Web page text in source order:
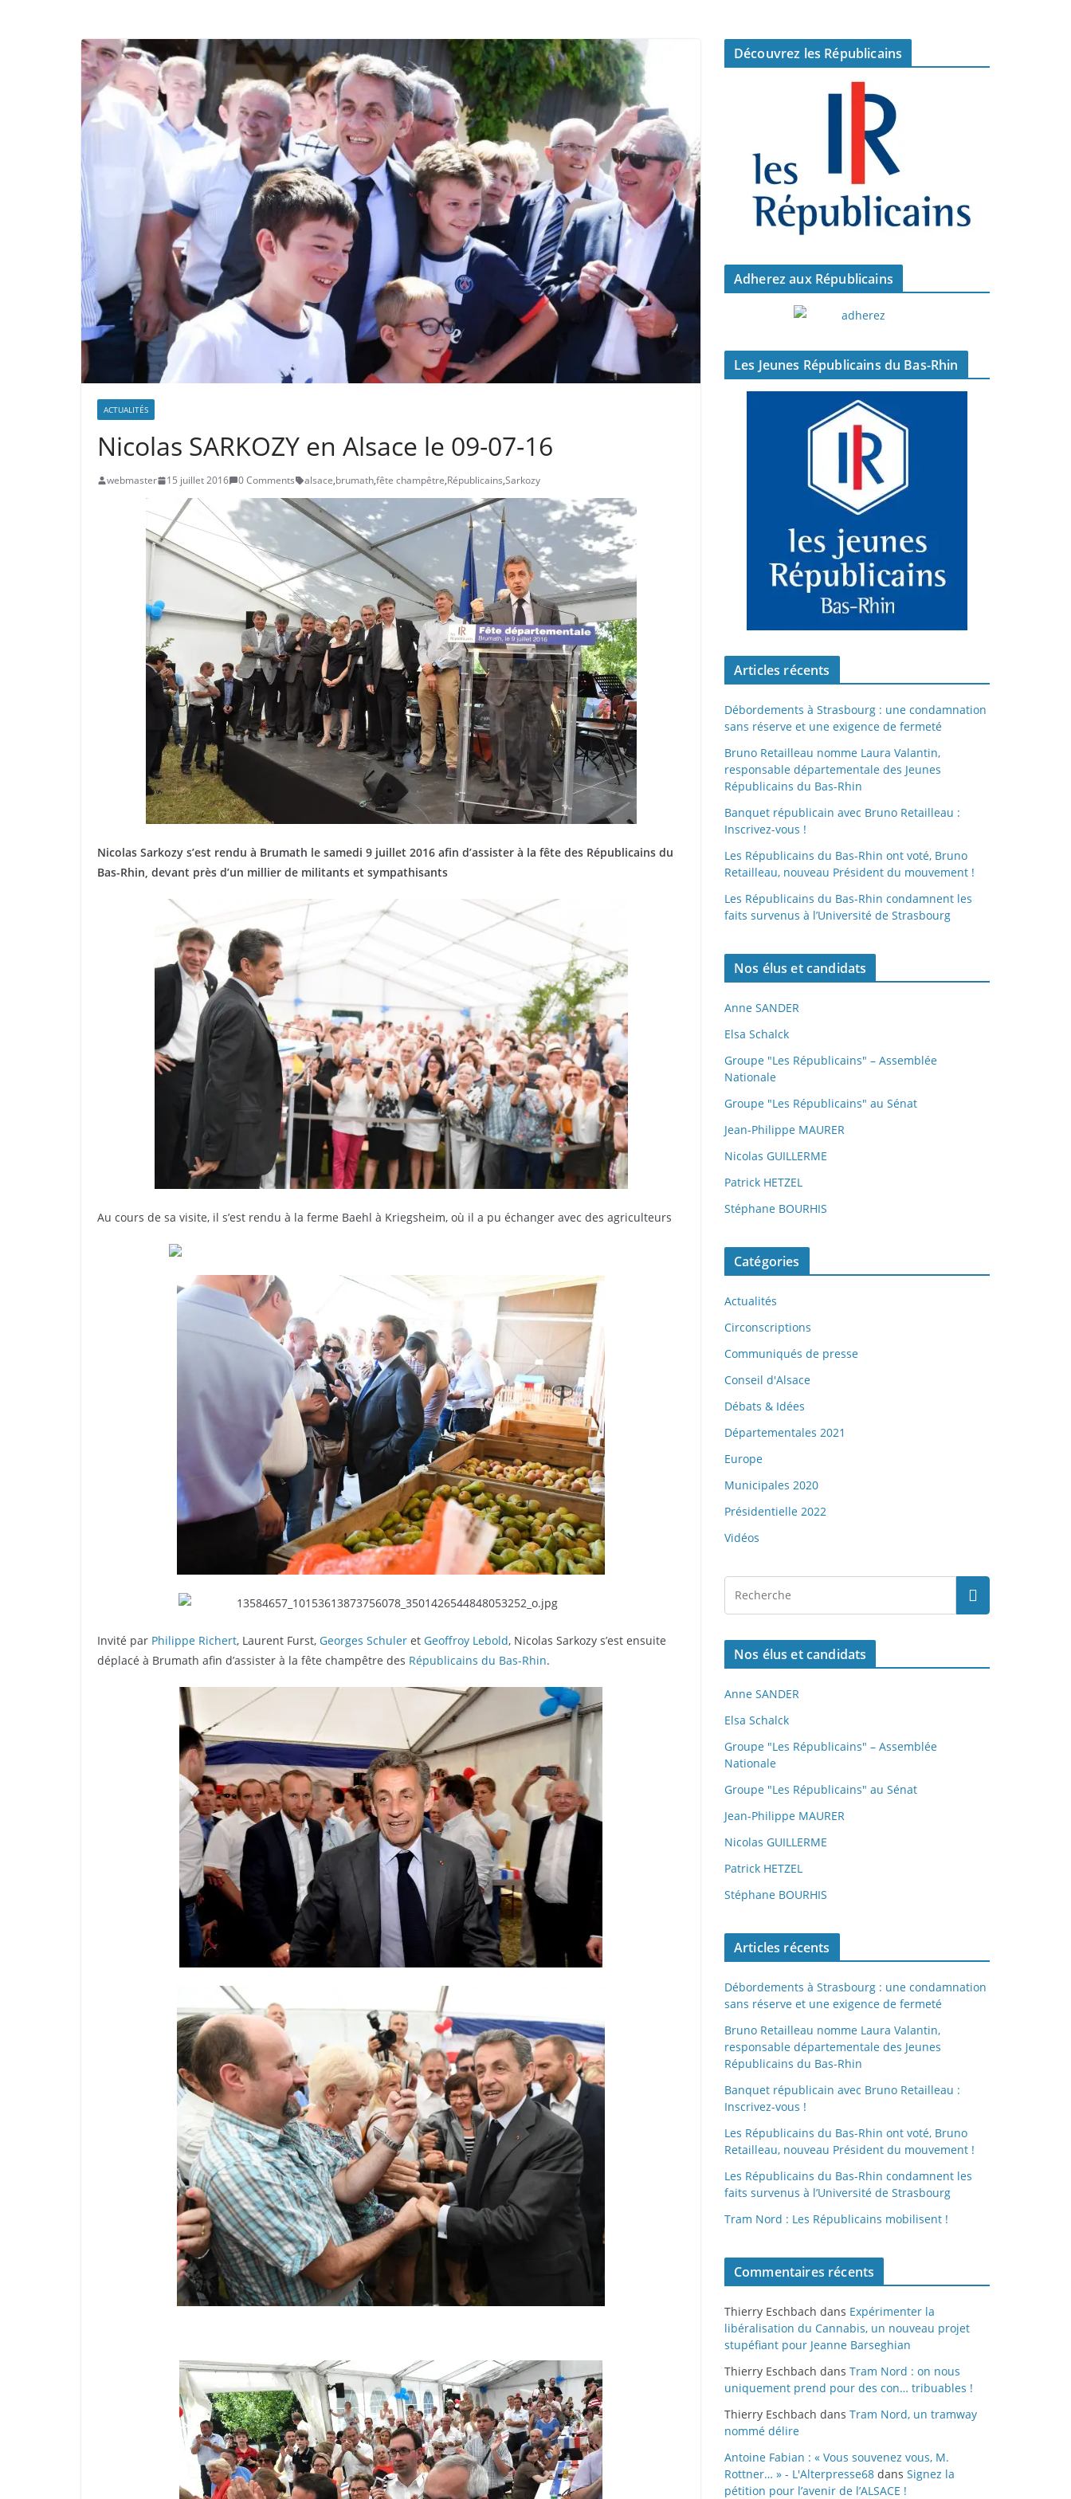
ACTUALITÉS
Nicolas SARKOZY en Alsace le 09-07-16
webmaster 15 juillet 2016 0 Comments alsace,brumath,fête champêtre,Républicains,Sarkozy
Nicolas Sarkozy s’est rendu à Brumath le samedi 9 juillet 2016 afin d’assister à la fête des Républicains du
Bas-Rhin, devant près d’un millier de militants et sympathisants
Au cours de sa visite, il s’est rendu à la ferme Baehl à Kriegsheim, où il a pu échanger avec des agriculteurs
Invité par Philippe Richert, Laurent Furst, Georges Schuler et Geoffroy Lebold, Nicolas Sarkozy s’est ensuite
déplacé à Brumath afin d’assister à la fête champêtre des Républicains du Bas-Rhin.
Découvrez les Républicains
Adherez aux Républicains
Les Jeunes Républicains du Bas-Rhin
Articles récents
Débordements à Strasbourg : une condamnation
sans réserve et une exigence de fermeté
Bruno Retailleau nomme Laura Valantin,
responsable départementale des Jeunes
Républicains du Bas-Rhin
Banquet républicain avec Bruno Retailleau :
Inscrivez-vous !
Les Républicains du Bas-Rhin ont voté, Bruno
Retailleau, nouveau Président du mouvement !
Les Républicains du Bas-Rhin condamnent les
faits survenus à l’Université de Strasbourg
Nos élus et candidats
Anne SANDER
Elsa Schalck
Groupe "Les Républicains" – Assemblée
Nationale
Groupe "Les Républicains" au Sénat
Jean-Philippe MAURER
Nicolas GUILLERME
Patrick HETZEL
Stéphane BOURHIS
Catégories
Actualités
Circonscriptions
Communiqués de presse
Conseil d'Alsace
Débats & Idées
Départementales 2021
Europe
Municipales 2020
Présidentielle 2022
Vidéos
Nos élus et candidats
Anne SANDER
Elsa Schalck
Groupe "Les Républicains" – Assemblée
Nationale
Groupe "Les Républicains" au Sénat
Jean-Philippe MAURER
Nicolas GUILLERME
Patrick HETZEL
Stéphane BOURHIS
Articles récents
Débordements à Strasbourg : une condamnation
sans réserve et une exigence de fermeté
Bruno Retailleau nomme Laura Valantin,
responsable départementale des Jeunes
Républicains du Bas-Rhin
Banquet républicain avec Bruno Retailleau :
Inscrivez-vous !
Les Républicains du Bas-Rhin ont voté, Bruno
Retailleau, nouveau Président du mouvement !
Les Républicains du Bas-Rhin condamnent les
faits survenus à l’Université de Strasbourg
Tram Nord : Les Républicains mobilisent !
Commentaires récents
Thierry Eschbach dans Expérimenter la
libéralisation du Cannabis, un nouveau projet
stupéfiant pour Jeanne Barseghian
Thierry Eschbach dans Tram Nord : on nous
uniquement prend pour des con… tribuables !
Thierry Eschbach dans Tram Nord, un tramway
nommé délire
Antoine Fabian : « Vous souvenez vous, M.
Rottner… » - L'Alterpresse68 dans Signez la
pétition pour l’avenir de l’ALSACE !